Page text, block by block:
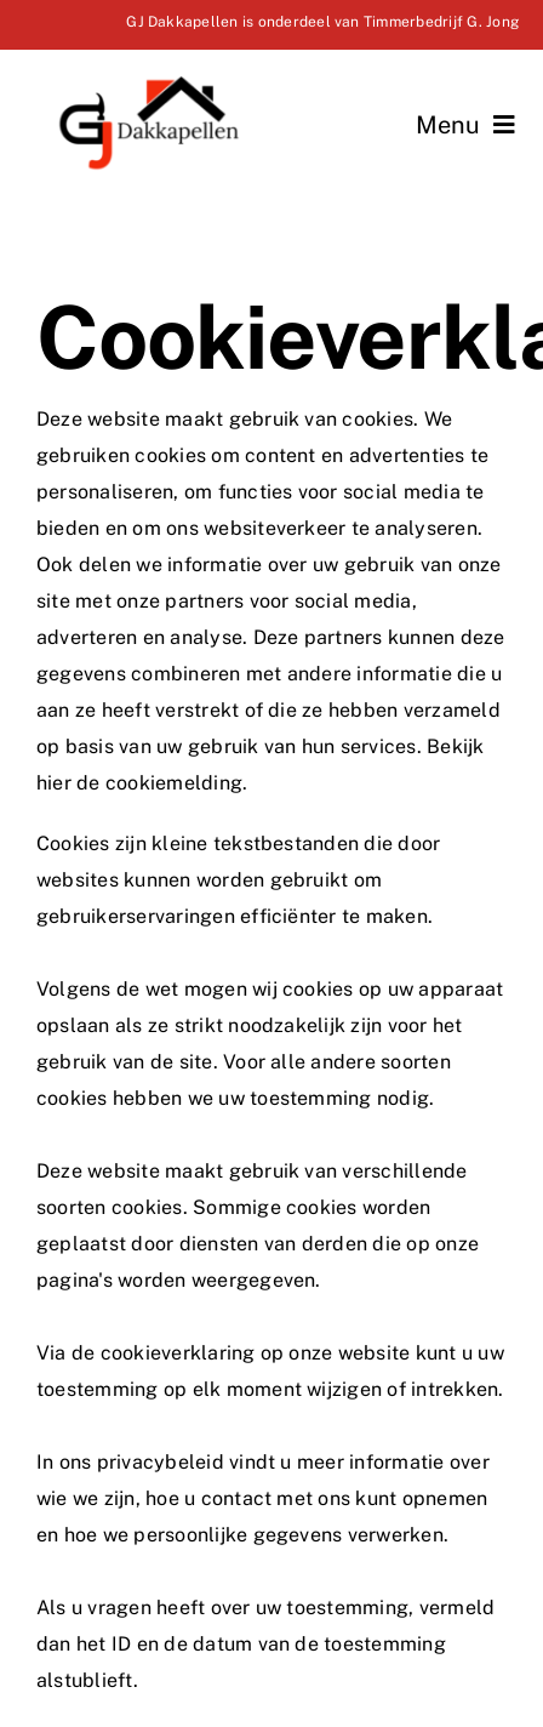
naar
GJ Dakkapellen is onderdeel van Timmerbedrijf G. Jong
Menu
Dakkapellen
Overige diensten
Contact
Deze website maakt gebruik van cookies. We
gebruiken cookies om content en advertenties te
personaliseren, om functies voor social media te
bieden en om ons websiteverkeer te analyseren.
Ook delen we informatie over uw gebruik van onze
site met onze partners voor social media,
adverteren en analyse. Deze partners kunnen deze
gegevens combineren met andere informatie die u
aan ze heeft verstrekt of die ze hebben verzameld
op basis van uw gebruik van hun services. Bekijk
hier de cookiemelding.
Cookies zijn kleine tekstbestanden die door
websites kunnen worden gebruikt om
gebruikerservaringen efficiënter te maken.
Volgens de wet mogen wij cookies op uw apparaat
opslaan als ze strikt noodzakelijk zijn voor het
gebruik van de site. Voor alle andere soorten
cookies hebben we uw toestemming nodig.
Deze website maakt gebruik van verschillende
soorten cookies. Sommige cookies worden
geplaatst door diensten van derden die op onze
pagina's worden weergegeven.
Via de cookieverklaring op onze website kunt u uw
toestemming op elk moment wijzigen of intrekken.
In ons privacybeleid vindt u meer informatie over
wie we zijn, hoe u contact met ons kunt opnemen
en hoe we persoonlijke gegevens verwerken.
Als u vragen heeft over uw toestemming, vermeld
dan het ID en de datum van de toestemming
alstublieft.